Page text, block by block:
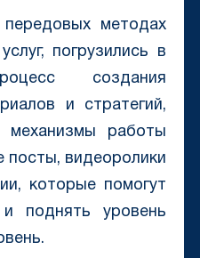
передовых методах
погрузились в
создания
и стратегий,
механизмы работы
посты, видеоролики
которые помогут
поднять уровень